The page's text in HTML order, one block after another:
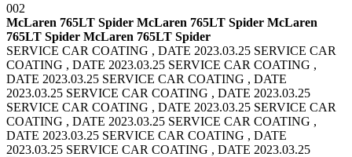
002
McLaren 765LT Spider McLaren 765LT Spider McLaren
765LT Spider McLaren 765LT Spider
SERVICE CAR COATING , DATE 2023.03.25 SERVICE CAR
COATING , DATE 2023.03.25 SERVICE CAR COATING ,
DATE 2023.03.25 SERVICE CAR COATING , DATE
2023.03.25 SERVICE CAR COATING , DATE 2023.03.25
SERVICE CAR COATING , DATE 2023.03.25 SERVICE CAR
COATING , DATE 2023.03.25 SERVICE CAR COATING ,
DATE 2023.03.25 SERVICE CAR COATING , DATE
2023.03.25 SERVICE CAR COATING , DATE 2023.03.25